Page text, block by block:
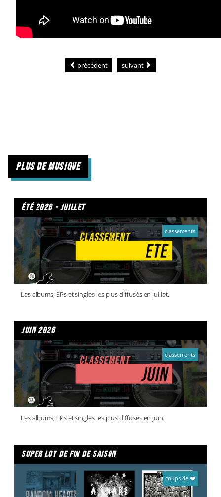
précédent suivant
plus de musique
été 2026 - juillet
classements
Les albums, EPs et singles les plus diffusés en juillet.
juin 2026
classements
Les albums, EPs et singles les plus diffusés en juin.
super lot de fin de saison
coups de ❤️